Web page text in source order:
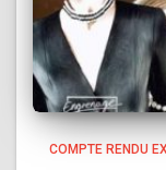
COMPTE RENDU